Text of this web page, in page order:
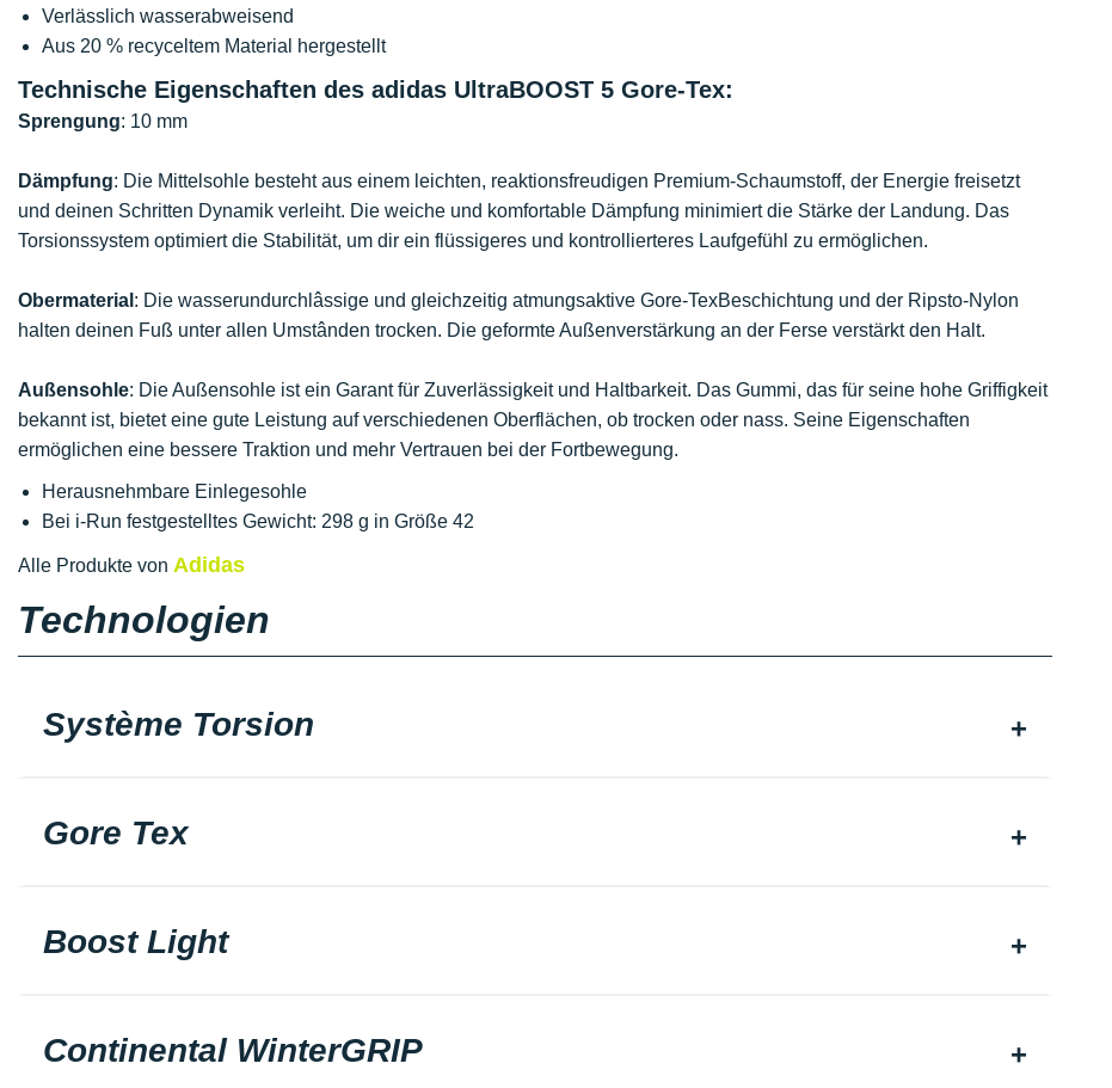
Verlässlich wasserabweisend
Aus 20 % recyceltem Material hergestellt
Technische Eigenschaften des adidas UltraBOOST 5 Gore-Tex:
Sprengung: 10 mm
Dämpfung: Die Mittelsohle besteht aus einem leichten, reaktionsfreudigen Premium-Schaumstoff, der Energie freisetzt
und deinen Schritten Dynamik verleiht. Die weiche und komfortable Dämpfung minimiert die Stärke der Landung. Das
Torsionssystem optimiert die Stabilität, um dir ein flüssigeres und kontrollierteres Laufgefühl zu ermöglichen.
Obermaterial : Die wasserundurchlâssige und gleichzeitig atmungsaktive Gore-TexBeschichtung und der Ripsto-Nylon
halten deinen Fuß unter allen Umstânden trocken. Die geformte Außenverstärkung an der Ferse verstärkt den Halt.
Außensohle: Die Außensohle ist ein Garant für Zuverlässigkeit und Haltbarkeit. Das Gummi, das für seine hohe Griffigkeit
bekannt ist, bietet eine gute Leistung auf verschiedenen Oberflächen, ob trocken oder nass. Seine Eigenschaften
ermöglichen eine bessere Traktion und mehr Vertrauen bei der Fortbewegung.
Herausnehmbare Einlegesohle
Bei i-Run festgestelltes Gewicht: 298 g in Größe 42
Alle Produkte von Adidas
Technologien
Système Torsion
Gore Tex
Boost Light
Continental WinterGRIP